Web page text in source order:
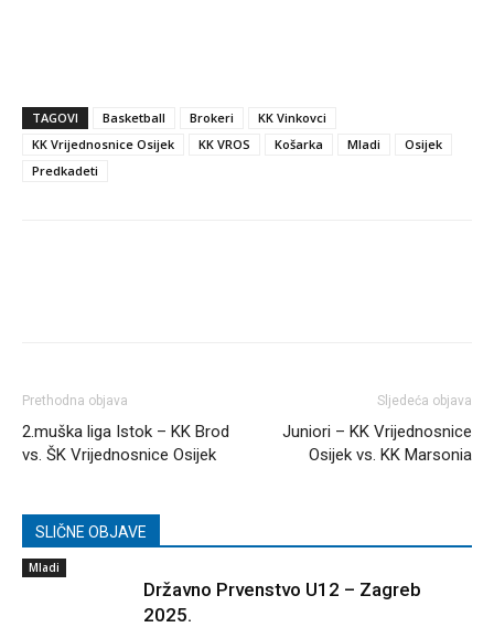
TAGOVI Basketball Brokeri
KK Vinkovci
KK Vrijednosnice Osijek
KK VROS Košarka Mladi
Osijek
Predkadeti
Prethodna objava
2.muška liga Istok – KK Brod
vs. ŠK Vrijednosnice Osijek
Sljedeća objava
Juniori – KK Vrijednosnice
Osijek vs. KK Marsonia
SLIČNE OBJAVE
Mladi
Državno Prvenstvo U12 – Zagreb
2025.